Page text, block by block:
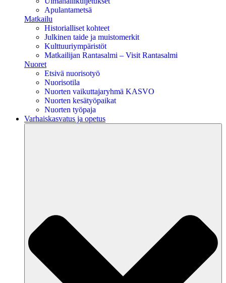
Apulantametsä
Matkailu
Historialliset kohteet
Julkinen taide ja muistomerkit
Kulttuuriympäristöt
Matkailijan Rantasalmi – Visit Rantasalmi
Nuoret
Etsivä nuorisotyö
Nuorisotila
Nuorten vaikuttajaryhmä KASVO
Nuorten kesätyöpaikat
Nuorten työpaja
Varhaiskasvatus ja opetus